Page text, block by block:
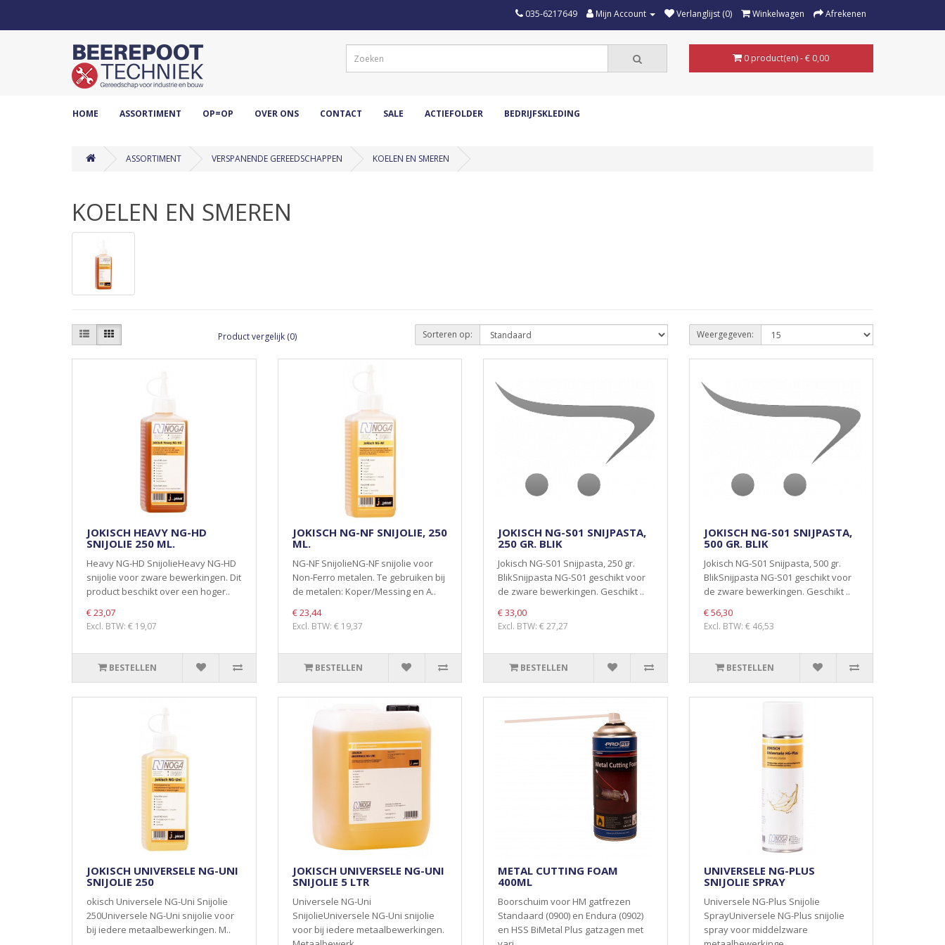
035-6217649 Mijn Account Verlanglijst (0) Winkelwagen Afrekenen
0 product(en) - € 0,00
HOME ASSORTIMENT OP=OP OVER ONS CONTACT SALE ACTIEFOLDER BEDRIJFSKLEDING
ASSORTIMENT VERSPANENDE GEREEDSCHAPPEN KOELEN EN SMEREN
KOELEN EN SMEREN
Product vergelijk (0) Sorteren op: Weergegeven:
JOKISCH HEAVY NG-HD
SNIJOLIE 250 ML.
Heavy NG-HD SnijolieHeavy NG-HD
snijolie voor zware bewerkingen. Dit
product beschikt over een hoger..
€ 23,07
Excl. BTW: € 19,07
BESTELLEN
JOKISCH NG-NF SNIJOLIE, 250
ML.
NG-NF SnijolieNG-NF snijolie voor
Non-Ferro metalen. Te gebruiken bij
de metalen: Koper/Messing en A..
€ 23,44
Excl. BTW: € 19,37
BESTELLEN
JOKISCH NG-S01 SNIJPASTA,
250 GR. BLIK
Jokisch NG-S01 Snijpasta, 250 gr.
BlikSnijpasta NG-S01 geschikt voor
de zware bewerkingen. Geschikt ..
€ 33,00
Excl. BTW: € 27,27
BESTELLEN
JOKISCH NG-S01 SNIJPASTA,
500 GR. BLIK
Jokisch NG-S01 Snijpasta, 500 gr.
BlikSnijpasta NG-S01 geschikt voor
de zware bewerkingen. Geschikt ..
€ 56,30
Excl. BTW: € 46,53
BESTELLEN
JOKISCH UNIVERSELE NG-UNI
SNIJOLIE 250
okisch Universele NG-Uni Snijolie
250Universele NG-Uni snijolie voor
bij iedere metaalbewerkingen. M..
JOKISCH UNIVERSELE NG-UNI
SNIJOLIE 5 LTR
Universele NG-Uni
SnijolieUniversele NG-Uni snijolie
voor bij iedere metaalbewerkingen.
METAL CUTTING FOAM
400ML
Boorschuim voor HM gatfrezen
Standaard (0900) en Endura (0902)
en HSS BiMetal Plus gatzagen met
UNIVERSELE NG-PLUS
SNIJOLIE SPRAY
Universele NG-Plus Snijolie
SprayUniversele NG-Plus snijolie
spray voor middelzware